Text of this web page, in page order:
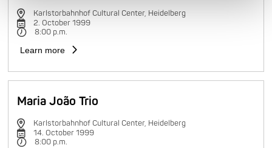
Karlstorbahnhof Cultural Center, Heidelberg
2. October 1999
8:00 p.m.
Learn more
Maria João Trio
Karlstorbahnhof Cultural Center, Heidelberg
14. October 1999
8:00 p.m.